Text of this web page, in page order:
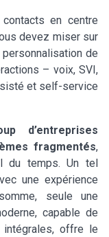
en centre
devez miser sur
de
– voix, SVI,
et self-service
d’entreprises
fragmentés,
du temps. Un tel
une expérience
seule une
capable de
intégrales, offre le